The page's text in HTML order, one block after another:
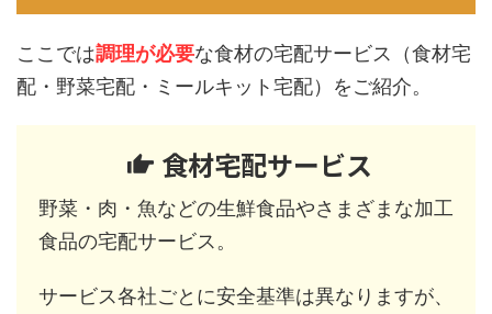
ここでは調理が必要な食材の宅配サービス（食材宅
配・野菜宅配・ミールキット宅配）をご紹介。
食材宅配サービス
野菜・肉・魚などの生鮮食品やさまざまな加工
食品の宅配サービス。
サービス各社ごとに安全基準は異なりますが、